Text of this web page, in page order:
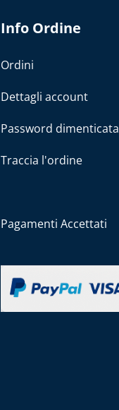
Info Ordine
Ordini
Dettagli account
Password dimenticata
Traccia l'ordine
Pagamenti Accettati